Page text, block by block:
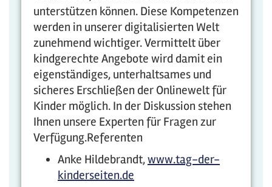
unterstützen können. Diese Kompetenzen
werden in unserer digitalisierten Welt
zunehmend wichtiger. Vermittelt über
kindgerechte Angebote wird damit ein
eigenständiges, unterhaltsames und
sicheres Erschließen der Onlinewelt für
Kinder möglich. In der Diskussion stehen
Ihnen unsere Experten für Fragen zur
Verfügung.Referenten
Anke Hildebrandt,www.tag-der-
kinderseiten.de